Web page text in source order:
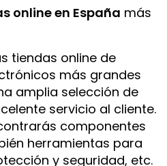
online en España más
tiendas online de
más grandes
amplia selección de
servicio al cliente.
componentes
herramientas para
y seguridad, etc.